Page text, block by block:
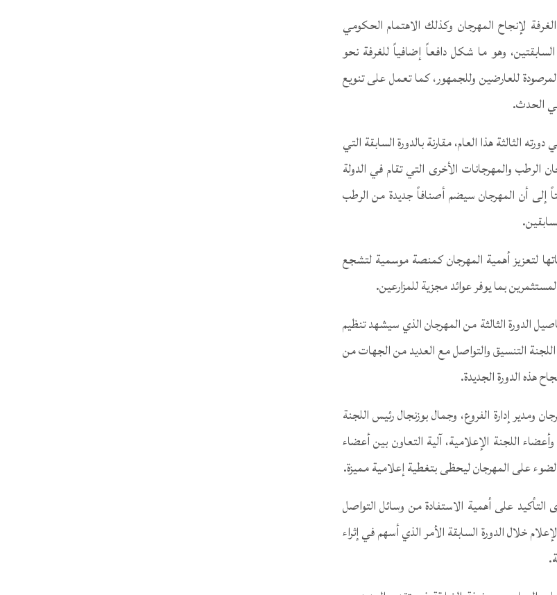
لإنجاح المهرجان وكذلك الاهتمام الحكومي
وهو ما شكل دافعاً إضافياً للغرفة نحو
للعارضين وللجمهور، كما تعمل على تنويع
الحدث.
الثالثة هذا العام، مقارنة بالدورة السابقة التي
مهرجان الرطب والمهرجانات الأخرى التي تقام في الدولة
إلى أن المهرجان سيضم أصنافاً جديدة من الرطب
لتعزيز أهمية المهرجان كمنصة موسمية لتشجع
بما يوفر عوائد مجزية للمزارعين.
الدورة الثالثة من المهرجان الذي سيشهد تنظيم
التنسيق والتواصل مع العديد من الجهات من
هذه الدورة الجديدة.
إدارة الفروع، وجمال بوزنجال رئيس اللجنة
اللجنة الإعلامية، آلية التعاون بين أعضاء
على المهرجان ليحظى بتغطية إعلامية مميزة.
التأكيد على أهمية الاستفادة من وسائل التواصل
خلال الدورة السابقة الأمر الذي أسهم في إثراء